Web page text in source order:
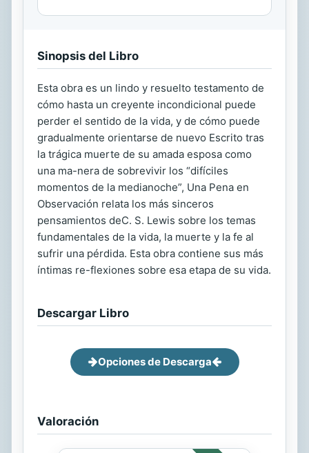
Sinopsis del Libro
Esta obra es un lindo y resuelto testamento de
cómo hasta un creyente incondicional puede
perder el sentido de la vida, y de cómo puede
gradualmente orientarse de nuevo Escrito tras
la trágica muerte de su amada esposa como
una ma-nera de sobrevivir los “difíciles
momentos de la medianoche”, Una Pena en
Observación relata los más sinceros
pensamientos deC. S. Lewis sobre los temas
fundamentales de la vida, la muerte y la fe al
sufrir una pérdida. Esta obra contiene sus más
íntimas re-flexiones sobre esa etapa de su vida.
Descargar Libro
Opciones de Descarga
Valoración